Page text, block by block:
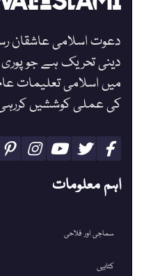
دعوت اسلامی عاشقان
دینی تحریک ہے جو پوری
میں اسلامی تعلیمات
کی عملی کوششیں
اہم معلومات
سماجی اور فلاحی
کتابیں